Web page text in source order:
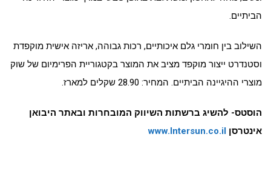
הביתיים.
השילוב בין חומרי גלם איכותיים, רכות גבוהה, אריזה אישית מוקפדת
וסטנדרט ייצור מוקפד מציב את המוצר בקטגוריית הפרימיום של שוק
מוצרי ההיגיינה הביתיים. המחיר: 28.90 שקלים למארז.
הוסטס- להשיג ברשתות השיווק המובחרות ובאתר היבואן
אינטרסן www.Intersun.co.il